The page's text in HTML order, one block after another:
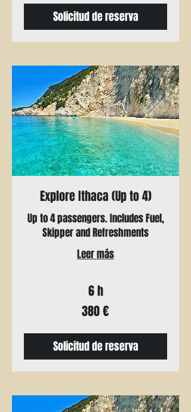
Solicitud de reserva
Explore Ithaca (Up to 4)
Up to 4 passengers. Includes Fuel,
Skipper and Refreshments
Leer más
6 h
380 €
Solicitud de reserva